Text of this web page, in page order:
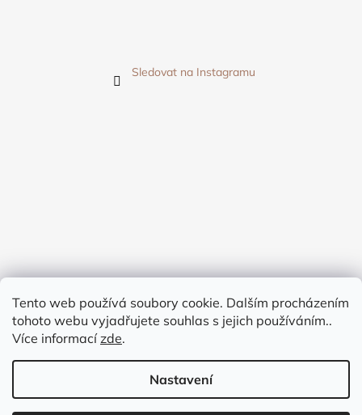
Tento web používá soubory cookie. Dalším procházením
tohoto webu vyjadřujete souhlas s jejich používáním..
Více informacízde.
Nastavení
Sledovat na Instagramu